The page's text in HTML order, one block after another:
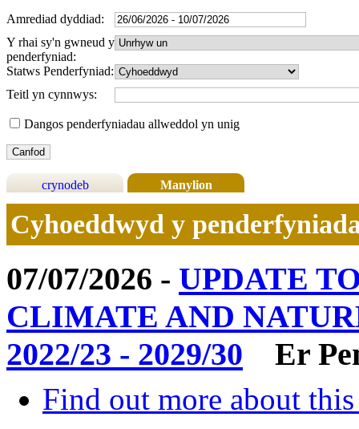
Amrediad dyddiad:
Y rhai sy'n gwneud y
penderfyniad:
Statws Penderfyniad:
Teitl yn cynnwys:
Dangos penderfyniadau allweddol yn unig
crynodeb Manylion
Cyhoeddwyd y
07/07/2026 - UPDATE
CLIMATE AND
2022/23 - 2029/30
Er
Find out more about